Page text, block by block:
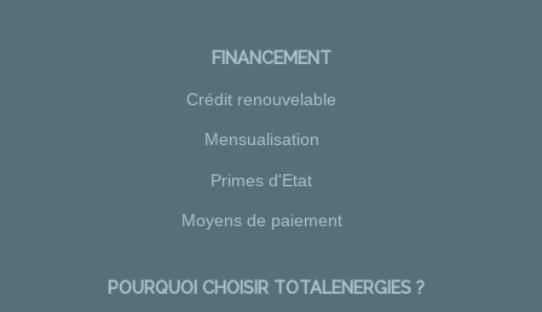
FINANCEMENT
Crédit renouvelable
Mensualisation
Primes d'Etat
Moyens de paiement
POURQUOI CHOISIR TOTALENERGIES ?